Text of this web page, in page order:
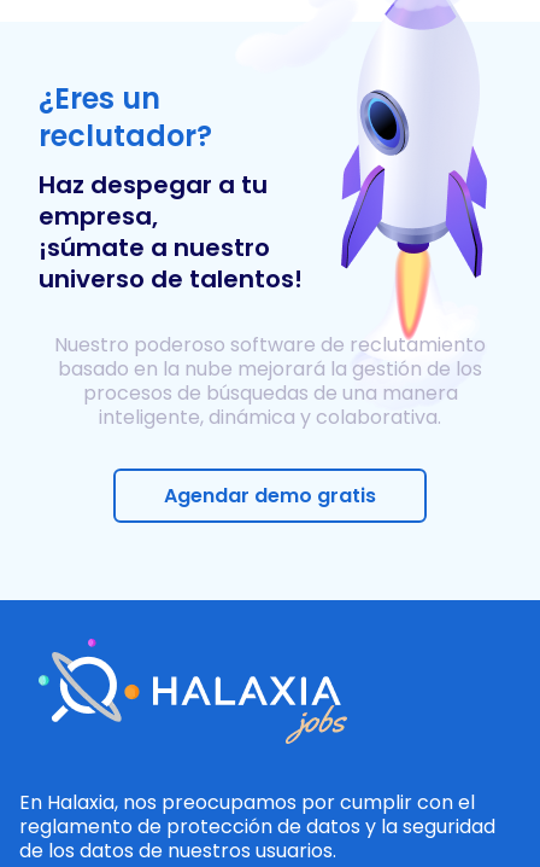
¿Eres un
reclutador?
Haz despegar a tu
empresa,
¡súmate a nuestro
universo de talentos!
Nuestro poderoso software de reclutamiento
basado en la nube mejorará la gestión de los
procesos de búsquedas de una manera
inteligente, dinámica y colaborativa.
Agendar demo gratis
En Halaxia, nos preocupamos por cumplir con el
reglamento de protección de datos y la seguridad
de los datos de nuestros usuarios.